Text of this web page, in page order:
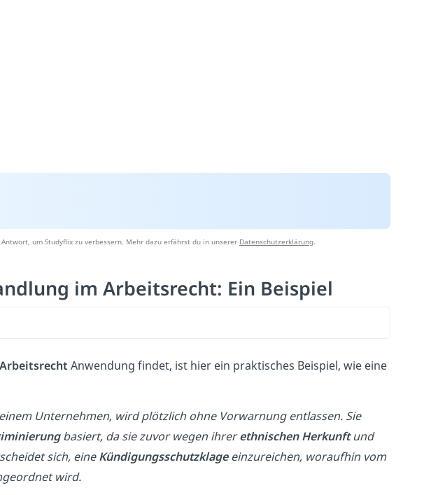
um Studyflix zu verbessern. Mehr dazu erfährst du in unserer Datenschutzerklärung.
im Arbeitsrecht: Ein Beispiel
Arbeitsrecht Anwendung findet, ist hier ein praktisches Beispiel, wie eine
Unternehmen, wird plötzlich ohne Vorwarnung entlassen. Sie
basiert, da sie zuvor wegen ihrerethnischen Herkunftund
sich, eineKündigungsschutzklageeinzureichen, woraufhin vom
wird.